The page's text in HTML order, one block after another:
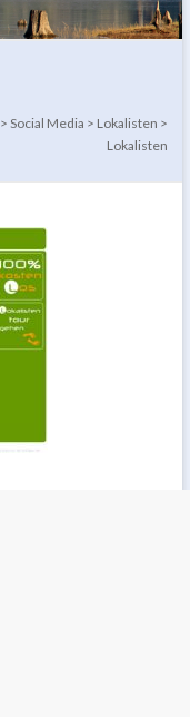
>Social Media > Lokalisten >
Lokalisten